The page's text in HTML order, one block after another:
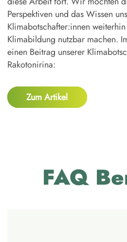
Perspektiven und das Wissen
Klimabotschafter:innen
Klimabildung nutzbar machen.
einen Beitrag unserer
Rakotonirina:
Zum Artikel
FAQ